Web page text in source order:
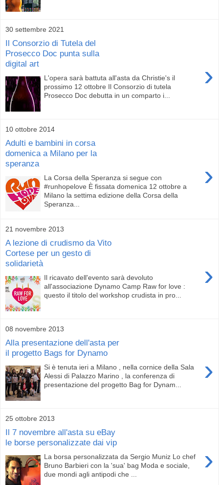
30 settembre 2021
Il Consorzio di Tutela del
Prosecco Doc punta sulla
digital art
›
L'opera sarà battuta all'asta da Christie's il
prossimo 12 ottobre Il Consorzio di tutela
Prosecco Doc debutta in un comparto i...
10 ottobre 2014
Adulti e bambini in corsa
domenica a Milano per la
speranza
›
La Corsa della Speranza si segue con
#runhopelove È fissata domenica 12 ottobre a
Milano la settima edizione della Corsa della
Speranza...
21 novembre 2013
A lezione di crudismo da Vito
Cortese per un gesto di
solidarietà
›
Il ricavato dell'evento sarà devoluto
all'associazione Dynamo Camp Raw for love :
questo il titolo del workshop crudista in pro...
08 novembre 2013
Alla presentazione dell'asta per
il progetto Bags for Dynamo
›
Si è tenuta ieri a Milano , nella cornice della Sala
Alessi di Palazzo Marino , la conferenza di
presentazione del progetto Bag for Dynam...
25 ottobre 2013
Il 7 novembre all'asta su eBay
le borse personalizzate dai vip
›
La borsa personalizzata da Sergio Muniz Lo chef
Bruno Barbieri con la 'sua' bag Moda e sociale,
due mondi agli antipodi che ...